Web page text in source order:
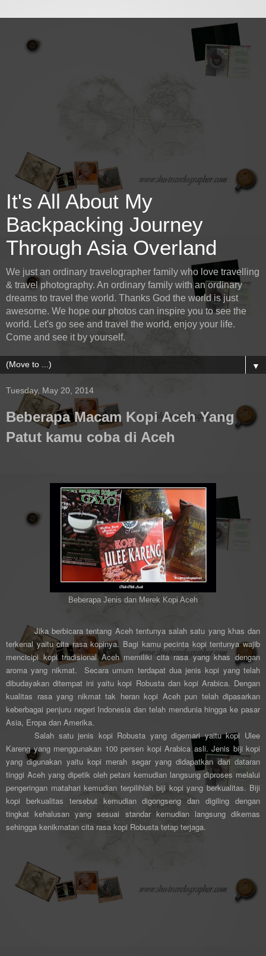
It's All About My
Backpacking Journey
Through Asia Overland
We just an ordinary travelographer family who love travelling
& travel photography. An ordinary family with an ordinary
dreams to travel the world. Thanks God the world is just
awesome. We hope our photos can inspire you to see the
world. Let's go see and travel the world, enjoy your life.
Come and see it by yourself.
▼
Tuesday, May 20, 2014
Beberapa Macam Kopi Aceh Yang
Patut kamu coba di Aceh
Beberapa Jenis dan Merek Kopi Aceh
Jika berbicara tentang Aceh tentunya salah satu yang khas dan
terkenal yaitu cita rasa kopinya. Bagi kamu pecinta kopi tentunya wajib
mencicipi kopi tradisional Aceh memiliki cita rasa yang khas dengan
aroma yang nikmat. Secara umum terdapat dua jenis kopi yang telah
dibudayakan ditempat ini yaitu kopi Robusta dan kopi Arabica. Dengan
kualitas rasa yang nikmat tak heran kopi Aceh pun telah dipasarkan
keberbagai penjuru negeri Indonesia dan telah mendunia hingga ke pasar
Asia, Eropa dan Amerika.
Salah satu jenis kopi Robusta yang digemari yaitu kopi Ulee
Kareng yang menggunakan 100 persen kopi Arabica asli. Jenis biji kopi
yang digunakan yaitu kopi merah segar yang didapatkan dari dataran
tinggi Aceh yang dipetik oleh petani kemudian langsung diproses melalui
pengeringan matahari kemudian terpilihlah biji kopi yang berkualitas. Biji
kopi berkualitas tersebut kemudian digongseng dan digiling dengan
tingkat kehalusan yang sesuai standar kemudian langsung dikemas
sehingga kenikmatan cita rasa kopi Robusta tetap terjaga.